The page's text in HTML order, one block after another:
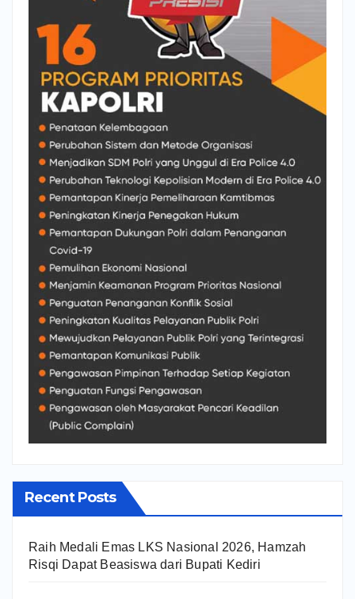
Recent Posts
Raih Medali Emas LKS Nasional 2026, Hamzah
Risqi Dapat Beasiswa dari Bupati Kediri